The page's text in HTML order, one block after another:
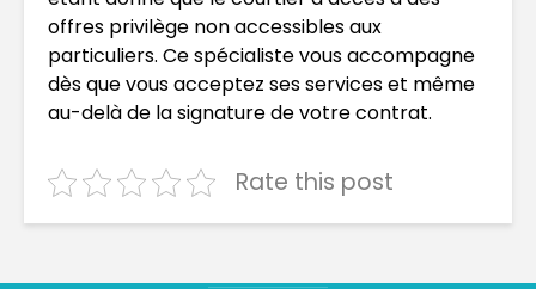
offres privilège non accessibles aux
particuliers. Ce spécialiste vous accompagne
dès que vous acceptez ses services et même
au-delà de la signature de votre contrat.
Rate this post